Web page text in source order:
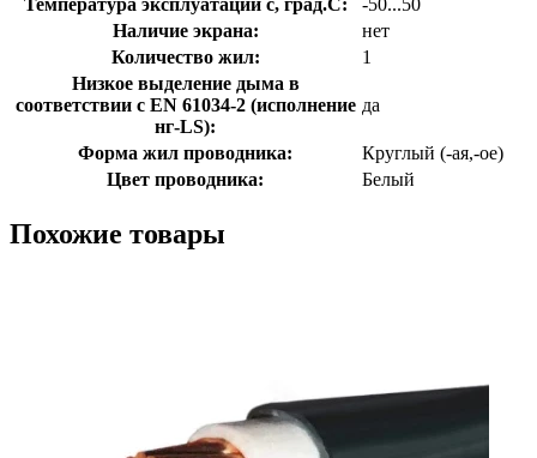
Наличие экрана:
нет
Количество жил:
1
Низкое выделение дыма в
соответствии с EN 61034-2 (исполнение
нг-LS):
да
Форма жил проводника:
Круглый (-ая,-ое)
Цвет проводника:
Белый
Похожие товары